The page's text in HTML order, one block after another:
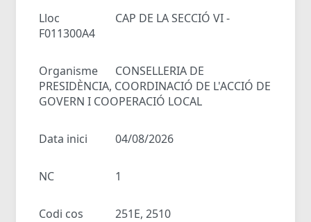
Lloc
CAP DE LA SECCIÓ VI -
F011300A4
Organisme
CONSELLERIA DE
PRESIDÈNCIA, COORDINACIÓ DE L'ACCIÓ DE
GOVERN I COOPERACIÓ LOCAL
Data inici 04/08/2026
NC 1
Codi cos 251E, 2510